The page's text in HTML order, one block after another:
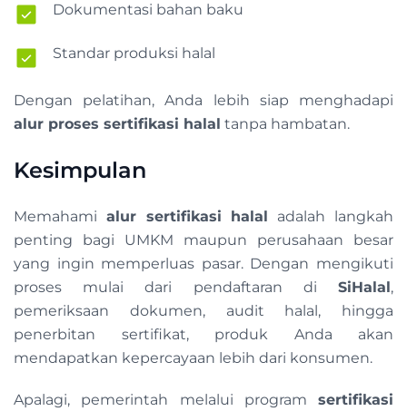
Dokumentasi bahan baku
Standar produksi halal
Dengan pelatihan, Anda lebih siap menghadapi
alur proses sertifikasi halal tanpa hambatan.
Kesimpulan
Memahami alur sertifikasi halal adalah langkah
penting bagi UMKM maupun perusahaan besar
yang ingin memperluas pasar. Dengan mengikuti
proses mulai dari pendaftaran di SiHalal,
pemeriksaan dokumen, audit halal, hingga
penerbitan sertifikat, produk Anda akan
mendapatkan kepercayaan lebih dari konsumen.
Apalagi, pemerintah melalui program sertifikasi